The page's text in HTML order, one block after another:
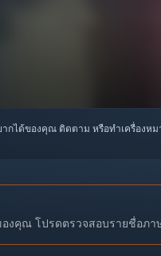
กได้ของคุณ ติดตาม หรือทำเครื่องหม
คุณ โปรดตรวจสอบรายชื่อภา